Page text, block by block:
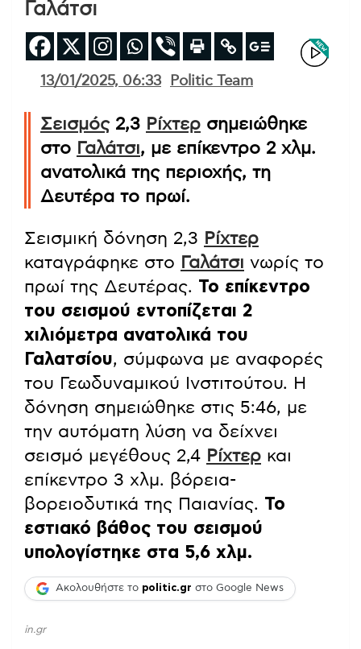
Γαλάτσι
13/01/2025, 06:33 Politic Team
Σεισμός2,3 Ρίχτερ σημειώθηκε
στο Γαλάτσι, με επίκεντρο 2 χλμ.
ανατολικά της περιοχής, τη
Δευτέρα το πρωί.
Σεισμική δόνηση 2,3 Ρίχτερ
καταγράφηκε στο Γαλάτσι νωρίς το
πρωί της Δευτέρας. Το επίκεντρο
του σεισμού εντοπίζεται 2
χιλιόμετρα ανατολικά του
Γαλατσίου, σύμφωνα με αναφορές
του Γεωδυναμικού Ινστιτούτου. Η
δόνηση σημειώθηκε στις 5:46, με
την αυτόματη λύση να δείχνει
σεισμό μεγέθους 2,4 Ρίχτερ και
επίκεντρο 3 χλμ. βόρεια-
βορειοδυτικά της Παιανίας. Το
εστιακό βάθος του σεισμού
υπολογίστηκε στα 5,6 χλμ.
Ακολουθήστε το politic.gr στο Google News
in.gr